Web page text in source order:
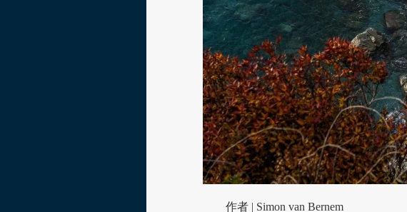
作者 | Simon van Bernem